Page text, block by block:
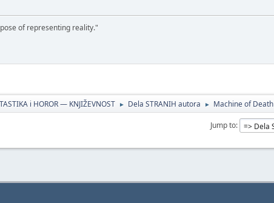
of representing reality."
i HOROR — KNJIŽEVNOST ► Dela STRANIH autora ► Machine of Death
Jump to